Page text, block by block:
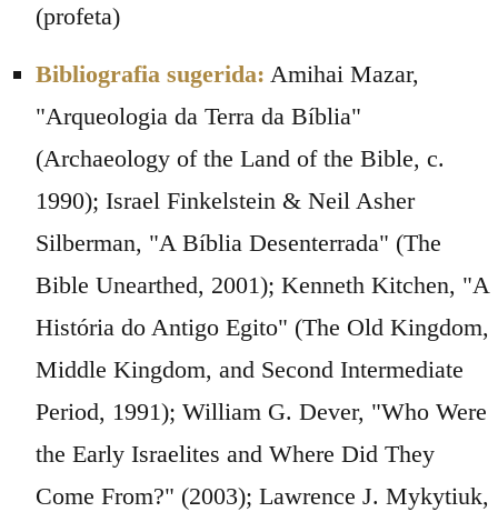
(profeta)
Bibliografia sugerida: Amihai Mazar,
"Arqueologia da Terra da Bíblia"
(Archaeology of the Land of the Bible, c.
1990); Israel Finkelstein & Neil Asher
Silberman, "A Bíblia Desenterrada" (The
Bible Unearthed, 2001); Kenneth Kitchen, "A
História do Antigo Egito" (The Old Kingdom,
Middle Kingdom, and Second Intermediate
Period, 1991); William G. Dever, "Who Were
the Early Israelites and Where Did They
Come From?" (2003); Lawrence J. Mykytiuk,